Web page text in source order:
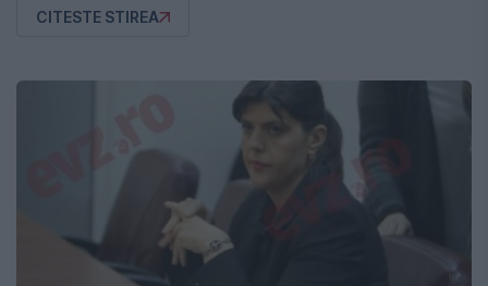
CITESTE STIREA